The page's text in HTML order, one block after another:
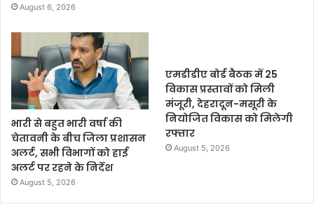
August 6, 2026
भारी से बहुत भारी वर्षा की
चेतावनी के बीच जिला प्रशासन
अलर्ट, सभी विभागों को हाई
अलर्ट पर रहने के निर्देश
August 5, 2026
एमडीडीए बोर्ड बैठक में 25
विकास प्रस्तावों को मिली
मंजूरी, देहरादून-मसूरी के
नियोजित विकास को मिलेगी
रफ्तार
August 5, 2026